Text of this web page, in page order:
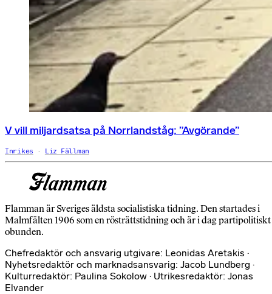
V vill miljardsatsa på Norrlandståg: ”Avgörande”
Inrikes Liz Fällman
Flamman är Sveriges äldsta socialistiska tidning. Den startades i
Malmfälten 1906 som en rösträttstidning och är i dag partipolitiskt
obunden.
Chefredaktör och ansvarig utgivare: Leonidas Aretakis ·
Nyhetsredaktör och marknadsansvarig: Jacob Lundberg ·
Kulturredaktör: Paulina Sokolow · Utrikesredaktör: Jonas
Elvander